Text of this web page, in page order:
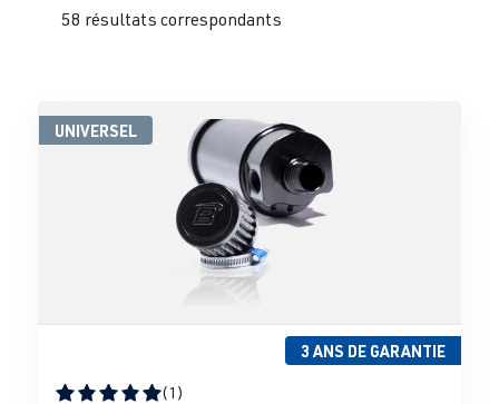
58 résultats correspondants
UNIVERSEL
3 ANS DE GARANTIE
(1)